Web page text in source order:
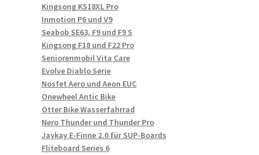
Kingsong KS18XL Pro
Inmotion P6 und V9
Seabob SE63, F9 und F9 S
Kingsong F18 und F22 Pro
Seniorenmobil Vita Care
Evolve Diablo Serie
Nosfet Aero und Aeon EUC
Onewheel Antic Bike
Otter Bike Wasserfahrrad
Nero Thunder und Thunder Pro
Jaykay E-Finne 2.0 für SUP-Boards
Fliteboard Series 6